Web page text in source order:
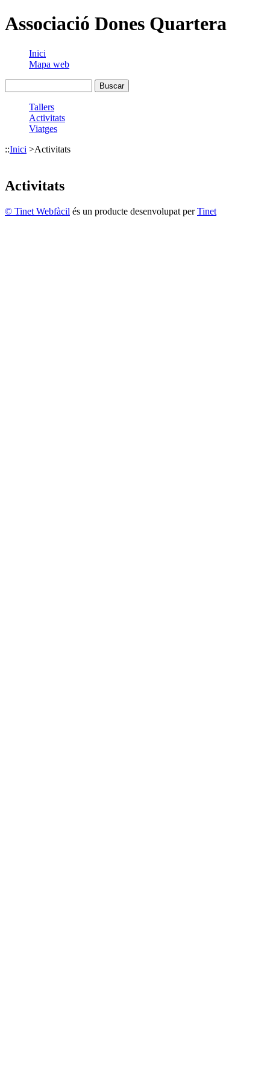
Associació Dones Quartera
Inici
Mapa web
Tallers
Activitats
Viatges
::Inici >Activitats
Activitats
© Tinet Webfàcil és un producte desenvolupat perTinet